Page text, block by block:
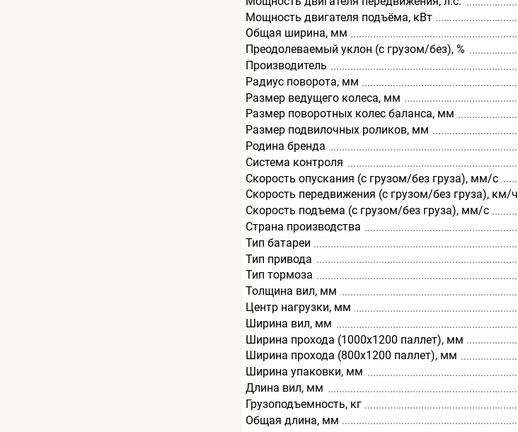
Мощность двигателя подъёма, кВт
Общая ширина, мм
Преодолеваемый уклон (с грузом/без), %
Производитель
Радиус поворота, мм
Размер ведущего колеса, мм
Размер поворотных колес баланса, мм
Размер подвилочных роликов, мм
Родина бренда
Система контроля
Скорость опускания (с грузом/без груза), мм/с
Скорость передвижения (с грузом/без груза), км/ч
Скорость подъема (с грузом/без груза), мм/с
Страна производства
Тип батареи
Тип привода
Тип тормоза
Толщина вил, мм
Центр нагрузки, мм
Ширина вил, мм
Ширина прохода (1000х1200 паллет), мм
Ширина прохода (800х1200 паллет), мм
Ширина упаковки, мм
Длина вил, мм
Грузоподъемность, кг
Общая длина, мм